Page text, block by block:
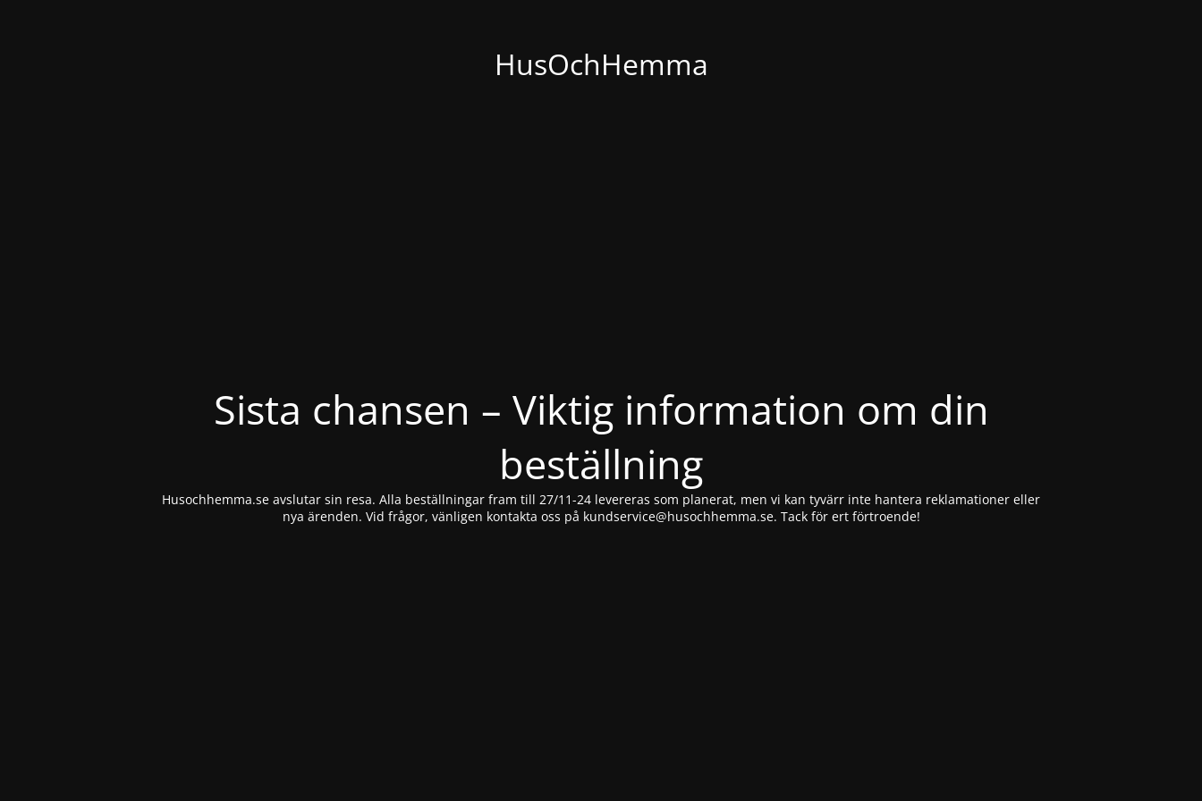
HusOchHemma
Sista chansen – Viktig information om din
beställning
Husochhemma.se avslutar sin resa. Alla beställningar fram till 27/11-24 levereras som planerat, men vi kan tyvärr inte hantera reklamationer eller
nya ärenden. Vid frågor, vänligen kontakta oss på kundservice@husochhemma.se. Tack för ert förtroende!